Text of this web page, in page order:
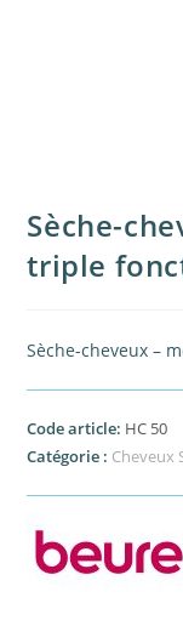
Sèche-
triple
Sèche-cheveux –
Code article: HC 50
Catégorie : Cheveux